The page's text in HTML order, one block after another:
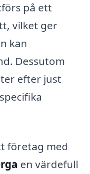
på ett
vilket ger
kan
Dessutom
efter just
företag med
en värdefull